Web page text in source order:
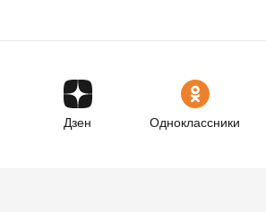
Дзен Одноклассники